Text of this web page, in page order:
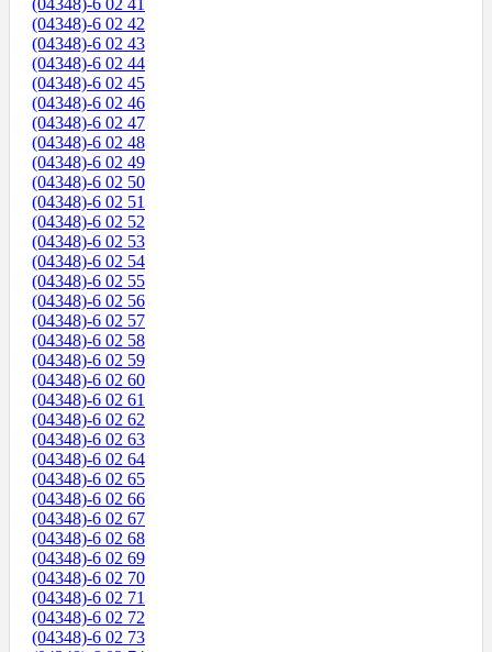
(04348)-6 02 41
(04348)-6 02 42
(04348)-6 02 43
(04348)-6 02 44
(04348)-6 02 45
(04348)-6 02 46
(04348)-6 02 47
(04348)-6 02 48
(04348)-6 02 49
(04348)-6 02 50
(04348)-6 02 51
(04348)-6 02 52
(04348)-6 02 53
(04348)-6 02 54
(04348)-6 02 55
(04348)-6 02 56
(04348)-6 02 57
(04348)-6 02 58
(04348)-6 02 59
(04348)-6 02 60
(04348)-6 02 61
(04348)-6 02 62
(04348)-6 02 63
(04348)-6 02 64
(04348)-6 02 65
(04348)-6 02 66
(04348)-6 02 67
(04348)-6 02 68
(04348)-6 02 69
(04348)-6 02 70
(04348)-6 02 71
(04348)-6 02 72
(04348)-6 02 73